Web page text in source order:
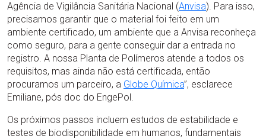
Agência de Vigilância Sanitária Nacional (Anvisa). Para isso,
precisamos garantir que o material foi feito em um
ambiente certificado, um ambiente que a Anvisa reconheça
como seguro, para a gente conseguir dar a entrada no
registro. A nossa Planta de Polímeros atende a todos os
requisitos, mas ainda não está certificada, então
procuramos um parceiro, a Globe Química”, esclarece
Emiliane, pós doc do EngePol.
Os próximos passos incluem estudos de estabilidade e
testes de biodisponibilidade em humanos, fundamentais